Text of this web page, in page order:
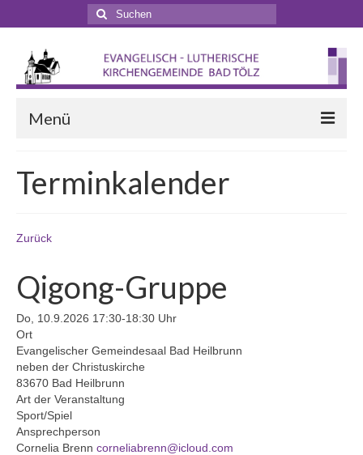
Suchen
nach:
Menü
Veranstaltungen
Gottesdienstformen
Pilgern
Gemeinde
Mitarbeitende
Terminkalender
Zurück
Qigong-Gruppe
Do, 10.9.2026 17:30-18:30 Uhr
Ort
Evangelischer Gemeindesaal Bad Heilbrunn
neben der Christuskirche
83670 Bad Heilbrunn
Art der Veranstaltung
Sport/Spiel
Ansprechperson
Cornelia Brenn corneliabrenn@icloud.com